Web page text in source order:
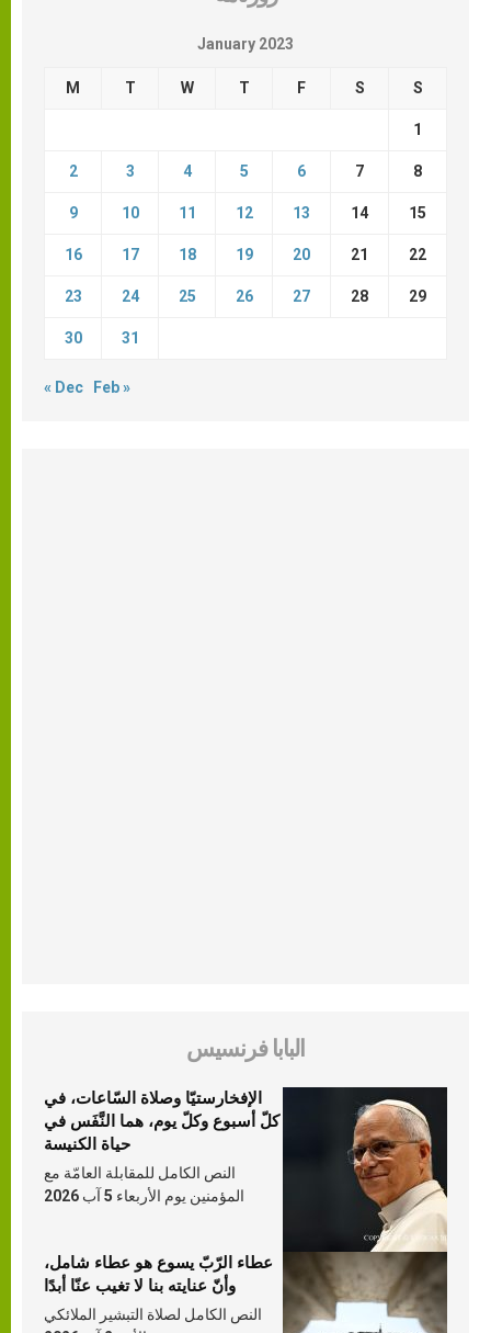
January 2023
M T W T F S S
1
2 3 4 5 6 7 8
9 10 11 12 13 14 15
16 17 18 19 20 21 22
23 24 25 26 27 28 29
30 31
« Dec Feb »
البابا فرنسيس
الإفخارستيّا وصلاة السّاعات، في
كلّ أسبوع وكلّ يوم، هما النَّفَس في
حياة الكنيسة
النص الكامل للمقابلة العامّة مع
المؤمنين يوم الأربعاء 5 آب 2026
عطاء الرّبّ يسوع هو عطاء شامل،
وأنّ عنايته بنا لا تغيب عنّا أبدًا
النص الكامل لصلاة التبشير الملائكي